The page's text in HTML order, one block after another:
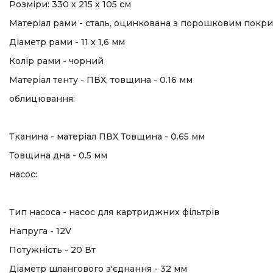
Розміри: 330 х 215 х 105 см
Матеріал рами - сталь, оцинкована з порошковим
Діаметр рами - 11 x 1,6 мм
Колір рами - чорний
Матеріал тенту - ПВХ, товщина - 0.16 мм
облицювання:
Тканина - матеріал ПВХ Товщина - 0.65 мм
Товщина дна - 0.5 мм
насос:
Тип насоса - насос для картриджних фільтрів
Напруга - 12V
Потужність - 20 Вт
Діаметр шлангового з'єднання - 32 мм